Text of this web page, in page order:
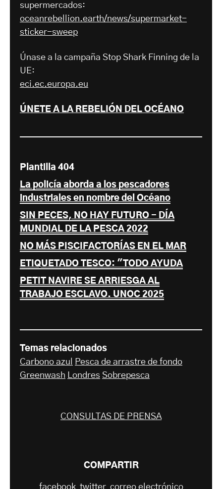
supermercados:
oceanrebellion.earth/news/supermarket-
sticker-sweep
Únase a la campaña Stop Shark Finning de la
UE:
eci.ec.europa.eu
ÚNETE A LA REBELIÓN DEL OCÉANO
Plantilla 404
La policía aborda a los pescadores
industriales en nombre del Océano
SIN PECES, NO HAY FUTURO - DÍA
MUNDIAL DE LA PESCA 2022
NO MÁS PISCIFACTORÍAS EN EL MAR
ETIQUETADO TESCO: "TODO AYUDA
PETIT NAVIRE SE ARRIESGA AL
TRABAJO ESCLAVO. UNOC 2025
Temas relacionados
Carbono azul
Pesca de arrastre de fondo
Greenwash Londres Sobrepesca
CONSULTAS DE PRENSA
COMPARTIR
facebook twitter correo electrónico